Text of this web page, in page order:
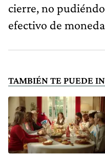
cierre, no
efectivo de
TAMBIÉN TE PUEDE